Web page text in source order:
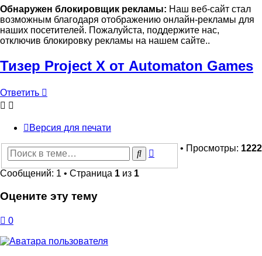
Обнаружен блокировщик рекламы: Наш веб-сайт стал
возможным благодаря отображению онлайн-рекламы для
наших посетителей. Пожалуйста, поддержите нас,
отключив блокировку рекламы на нашем сайте..
Тизер Project X от Automaton Games
Ответить
Версия для печати
• Просмотры: 1222
ПоискРасширенный
Сообщений: 1 • Страница 1 из 1
Оцените эту тему
0